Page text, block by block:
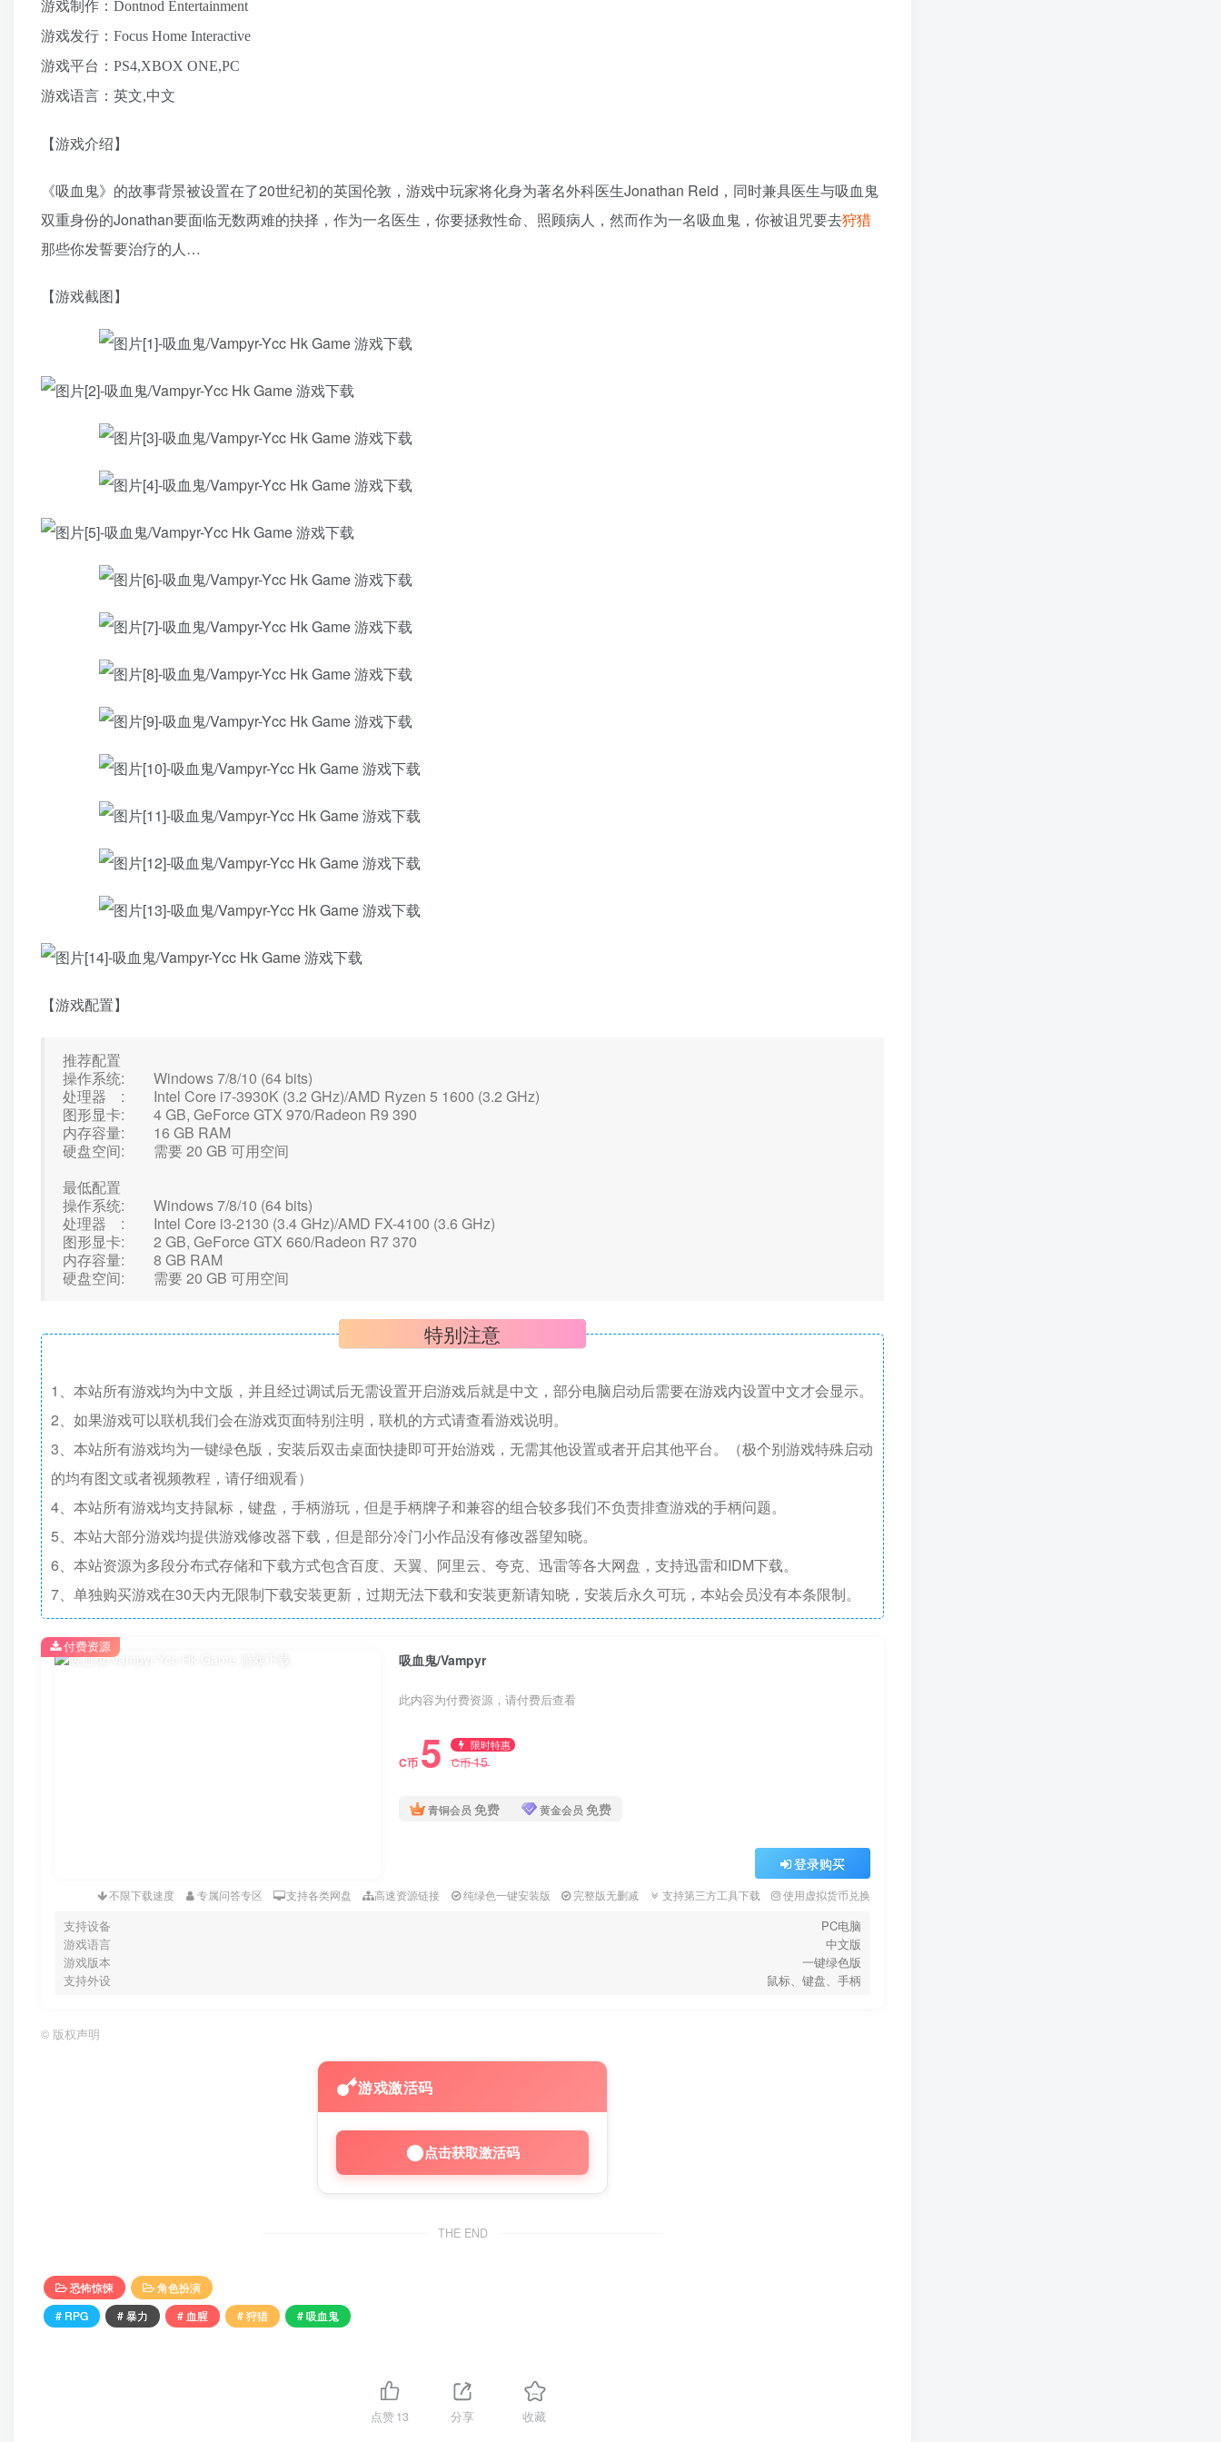
游戏制作：Dontnod Entertainment
游戏发行：Focus Home Interactive
游戏平台：PS4,XBOX ONE,PC
游戏语言：英文,中文
【游戏介绍】
《吸血鬼》的故事背景被设置在了20世纪初的英国伦敦，游戏中玩家将化身为著名外科医生Jonathan Reid，同时兼具医生与吸血鬼
双重身份的Jonathan要面临无数两难的抉择，作为一名医生，你要拯救性命、照顾病人，然而作为一名吸血鬼，你被诅咒要去狩猎
那些你发誓要治疗的人…
【游戏截图】
【游戏配置】
推荐配置
操作系统: Windows 7/8/10 (64 bits)
处理器 : Intel Core i7-3930K (3.2 GHz)/AMD Ryzen 5 1600 (3.2 GHz)
图形显卡: 4 GB, GeForce GTX 970/Radeon R9 390
内存容量: 16 GB RAM
硬盘空间: 需要 20 GB 可用空间
最低配置
操作系统: Windows 7/8/10 (64 bits)
处理器 : Intel Core i3-2130 (3.4 GHz)/AMD FX-4100 (3.6 GHz)
图形显卡: 2 GB, GeForce GTX 660/Radeon R7 370
内存容量: 8 GB RAM
硬盘空间: 需要 20 GB 可用空间
特别注意
1、本站所有游戏均为中文版，并且经过调试后无需设置开启游戏后就是中文，部分电脑启动后需要在游戏内设置中文才会显示。
2、如果游戏可以联机我们会在游戏页面特别注明，联机的方式请查看游戏说明。
3、本站所有游戏均为一键绿色版，安装后双击桌面快捷即可开始游戏，无需其他设置或者开启其他平台。（极个别游戏特殊启动
的均有图文或者视频教程，请仔细观看）
4、本站所有游戏均支持鼠标，键盘，手柄游玩，但是手柄牌子和兼容的组合较多我们不负责排查游戏的手柄问题。
5、本站大部分游戏均提供游戏修改器下载，但是部分冷门小作品没有修改器望知晓。
6、本站资源为多段分布式存储和下载方式包含百度、天翼、阿里云、夸克、迅雷等各大网盘，支持迅雷和IDM下载。
7、单独购买游戏在30天内无限制下载安装更新，过期无法下载和安装更新请知晓，安装后永久可玩，本站会员没有本条限制。
吸血鬼/Vampyr
此内容为付费资源，请付费后查看
C币 5 限时特惠
C币15
青铜会员 免费 黄金会员 免费
登录购买
不限下载速度 专属问答专区 支持各类网盘 高速资源链接 纯绿色一键安装版 完整版无删减 支持第三方工具下载 使用虚拟货币兑换
支持设备
PC电脑
游戏语言
中文版
游戏版本
一键绿色版
支持外设
鼠标、键盘、手柄
付费资源
© 版权声明
游戏激活码
点击获取激活码
THE END
恐怖惊悚
角色扮演
# RPG
# 暴力 # 血腥 # 狩猎 # 吸血鬼
点赞13 分享 收藏